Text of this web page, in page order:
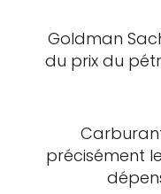
Goldman
du prix du
précisément